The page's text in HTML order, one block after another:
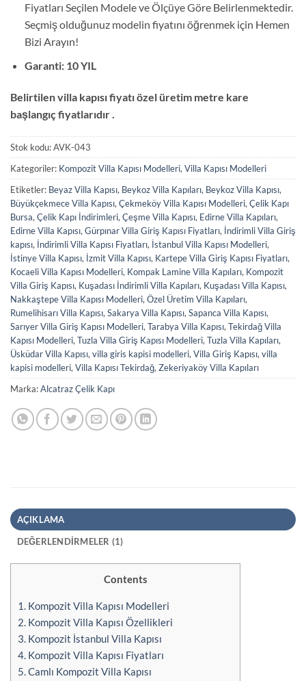
Fiyatları Seçilen Modele ve Ölçüye Göre Belirlenmektedir.
Seçmiş olduğunuz modelin fiyatını öğrenmek için Hemen
Bizi Arayın!
Garanti: 10 YIL
Belirtilen villa kapısı fiyatı özel üretim metre kare
başlangıç fiyatlarıdır .
Stok kodu:AVK-043
Kategoriler: Kompozit Villa Kapısı Modelleri,Villa Kapısı Modelleri
Etiketler: Beyaz Villa Kapısı, Beykoz Villa Kapıları, Beykoz Villa Kapısı,
Büyükçekmece Villa Kapısı,Çekmeköy Villa Kapısı Modelleri,Çelik Kapı
Bursa,Çelik Kapı İndirimleri,Çeşme Villa Kapısı, Edirne Villa Kapıları,
Edirne Villa Kapısı,Gürpınar Villa Giriş Kapısı Fiyatları, İndirimli Villa Giriş
kapısı, İndirimli Villa Kapısı Fiyatları, İstanbul Villa Kapısı Modelleri,
İstinye Villa Kapısı, İzmit Villa Kapısı, Kartepe Villa Giriş Kapısı Fiyatları,
Kocaeli Villa Kapısı Modelleri, Kompak Lamine Villa Kapıları, Kompozit
Villa Giriş Kapısı, Kuşadası İndirimli Villa Kapıları, Kuşadası Villa Kapısı,
Nakkaştepe Villa Kapısı Modelleri,Özel Üretim Villa Kapıları,
Rumelihisarı Villa Kapısı,Sakarya Villa Kapısı,Sapanca Villa Kapısı,
Sarıyer Villa Giriş Kapısı Modelleri,Tarabya Villa Kapısı,Tekirdağ Villa
Kapısı Modelleri,Tuzla Villa Giriş Kapısı Modelleri,Tuzla Villa Kapıları,
Üsküdar Villa Kapısı,villa giris kapisi modelleri,Villa Giriş Kapısı,villa
kapisi modelleri,Villa Kapısı Tekirdağ,Zekeriyaköy Villa Kapıları
Marka:Alcatraz Çelik Kapı
AÇIKLAMA
DEĞERLENDIRMELER (1)
Contents
1. Kompozit Villa Kapısı Modelleri
2. Kompozit Villa Kapısı Özellikleri
3. Kompozit İstanbul Villa Kapısı
4. Kompozit Villa Kapısı Fiyatları
5.Camlı Kompozit Villa Kapısı